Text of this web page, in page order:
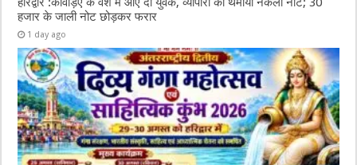
हजार के जाली नोट छोड़कर फरार
1 day ago